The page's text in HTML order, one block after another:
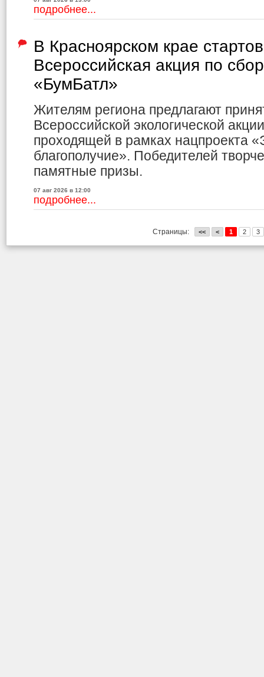
подробнее...
В Красноярском крае
Всероссийская акция по
«БумБатл»
Жителям региона предлагают
Всероссийской экологической
проходящей в рамках нацпроекта
благополучие». Победителей
памятные призы.
07 авг 2026 в 12:00
подробнее...
Страницы: << < 1 2 3